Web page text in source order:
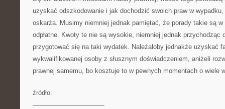
uzyskać odszkodowanie i jak dochodzić swoich praw w
oskarża. Musimy niemniej jednak pamiętać, że porady takie są
odpłatne. Kwoty te nie są wysokie, niemniej jednak przychodząc
przygotować się na taki wydatek. Należałoby jednakże uzyskać
wykwalifikowanej osoby z słusznym doświadczeniem, aniżeli
prawnej samemu, bo kosztuje to w pewnych momentach o wiele
źródło:
———————————